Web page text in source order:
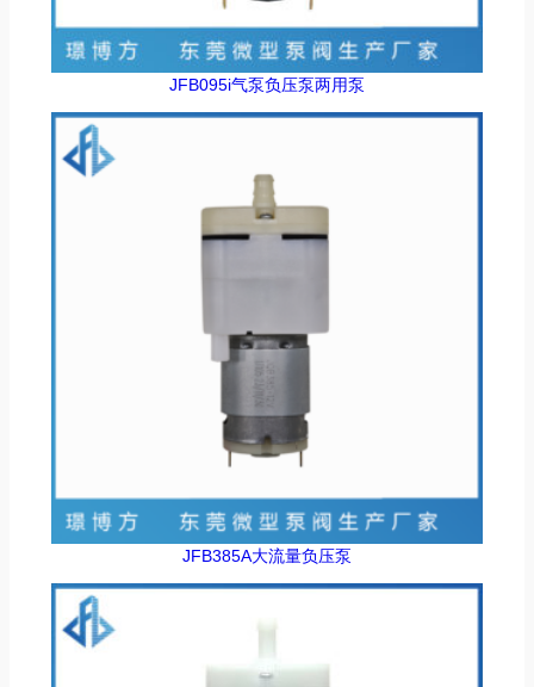
JFB095i气泵负压泵两用泵
JFB385A大流量负压泵